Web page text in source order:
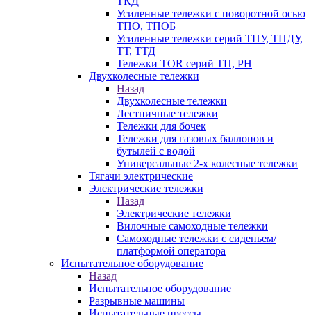
Усиленные тележки с поворотной осью
ТПО, ТПОБ
Усиленные тележки серий ТПУ, ТПДУ,
ТТ, ТТД
Тележки TOR серий ТП, PH
Двухколесные тележки
Назад
Двухколесные тележки
Лестничные тележки
Тележки для бочек
Тележки для газовых баллонов и
бутылей с водой
Универсальные 2-х колесные тележки
Тягачи электрические
Электрические тележки
Назад
Электрические тележки
Вилочные самоходные тележки
Самоходные тележки с сиденьем/
платформой оператора
Испытательное оборудование
Назад
Испытательное оборудование
Разрывные машины